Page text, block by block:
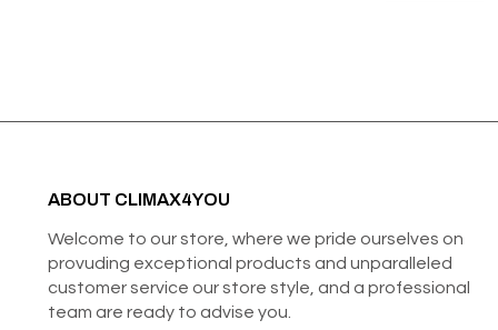
ABOUT CLIMAX4YOU
Welcome to our store, where we pride ourselves on
provuding exceptional products and unparalleled
customer service our store style, and a professional
team are ready to advise you.